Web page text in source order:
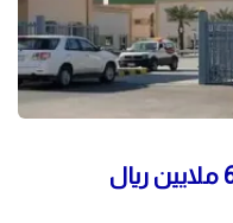
أسمنت حائل تحقق أرباح بنحو 6 ملايين ريال